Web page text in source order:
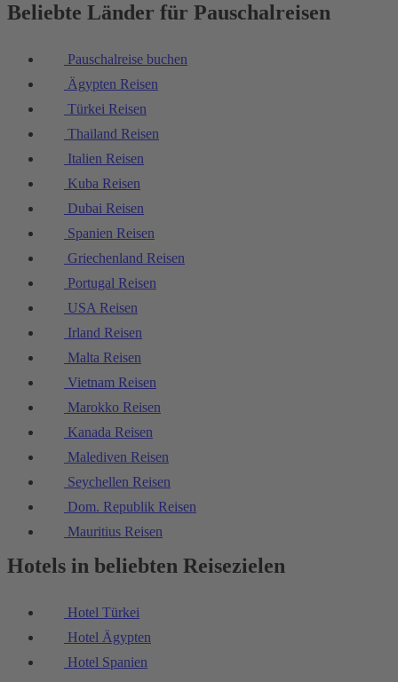
Beliebte Länder für Pauschalreisen
Pauschalreise buchen
Ägypten Reisen
Türkei Reisen
Thailand Reisen
Italien Reisen
Kuba Reisen
Dubai Reisen
Spanien Reisen
Griechenland Reisen
Portugal Reisen
USA Reisen
Irland Reisen
Malta Reisen
Vietnam Reisen
Marokko Reisen
Kanada Reisen
Malediven Reisen
Seychellen Reisen
Dom. Republik Reisen
Mauritius Reisen
Hotels in beliebten Reisezielen
Hotel Türkei
Hotel Ägypten
Hotel Spanien